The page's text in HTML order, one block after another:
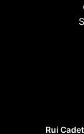
Rui